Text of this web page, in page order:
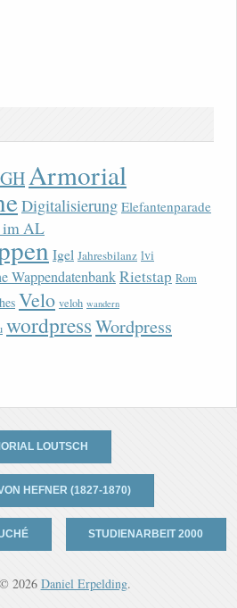
Armorial
Digitalisierung Elefantenparade
im AL
Igel Jahresbilanz lvi
WappendatenbankRietstap Rom
Velo veloh wandern
wordpressWordpress
LOUTSCH
HEFNER (1827-1870)
STUDIENARBEIT 2000
2026 Daniel Erpelding.